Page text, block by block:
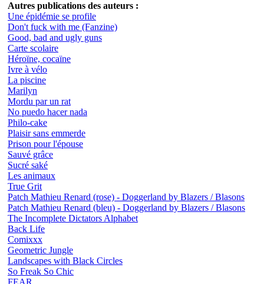
Autres publications des auteurs :
Une épidémie se profile
Don't fuck with me (Fanzine)
Good, bad and ugly guns
Carte scolaire
Héroïne, cocaïne
Ivre à vélo
La piscine
Marilyn
Mordu par un rat
No puedo hacer nada
Philo-cake
Plaisir sans emmerde
Prison pour l'épouse
Sauvé grâce
Sucré saké
Les animaux
True Grit
Patch Mathieu Renard (rose) - Doggerland by Blazers / Blasons
Patch Mathieu Renard (bleu) - Doggerland by Blazers / Blasons
The Incomplete Dictators Alphabet
Back Life
Comixxx
Geometric Jungle
Landscapes with Black Circles
So Freak So Chic